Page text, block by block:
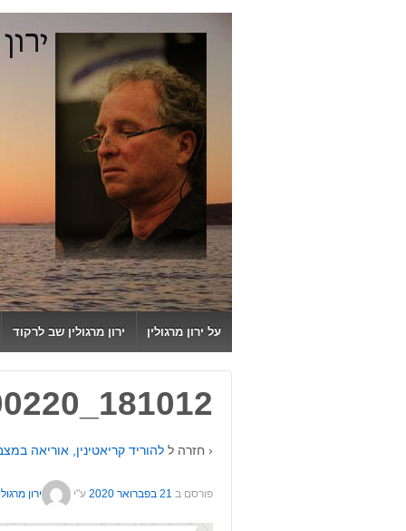
CONTENT
על ירון מרגולין ירון מרגולין שב לרקוד
‹ חזרה ל להוריד קריאטינין, אוריאה
פורסם ב 21 בפברואר 2020 ע"י ירון